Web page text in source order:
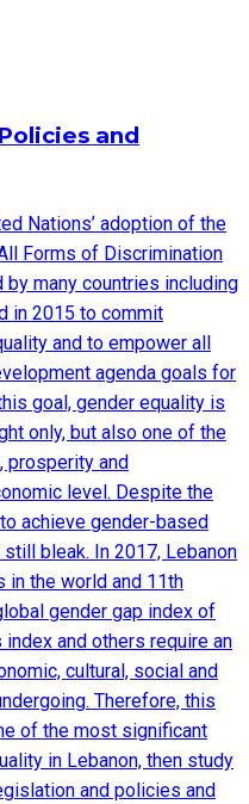
and
Nations’ adoption of the
Forms of Discrimination
many countries including
in 2015 to commit
and to empower all
agenda goals for
goal, gender equality is
only, but also one of the
prosperity and
level. Despite the
achieve gender-based
bleak. In 2017, Lebanon
in the world and 11th
gender gap index of
and others require an
cultural, social and
Therefore, this
of the most significant
in Lebanon, then study
and policies and